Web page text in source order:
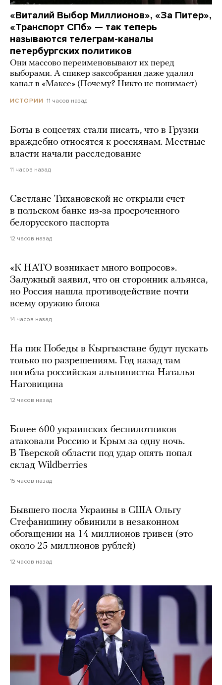
«Виталий Выбор Миллионов», «За Питер»,
«Транспорт СПб» — так теперь
называются телеграм-каналы
петербургских политиков
Они массово переименовывают их перед
выборами. А спикер заксобрания даже удалил
канал в «Максе» (Почему? Никто не понимает)
ИСТОРИИ 11 часов назад
Боты в соцсетях стали писать, что в Грузии
враждебно относятся к россиянам. Местные
власти начали расследование
11 часов назад
Светлане Тихановской не открыли счет
в польском банке из-за просроченного
белорусского паспорта
12 часов назад
«К НАТО возникает много вопросов».
Залужный заявил, что он сторонник альянса,
но Россия нашла противодействие почти
всему оружию блока
14 часов назад
На пик Победы в Кыргызстане будут пускать
только по разрешениям. Год назад там
погибла российская альпинистка Наталья
Наговицина
12 часов назад
Более 600 украинских беспилотников
атаковали Россию и Крым за одну ночь.
В Тверской области под удар опять попал
склад Wildberries
15 часов назад
Бывшего посла Украины в США Ольгу
Стефанишину обвинили в незаконном
обогащении на 14 миллионов гривен (это
около 25 миллионов рублей)
12 часов назад